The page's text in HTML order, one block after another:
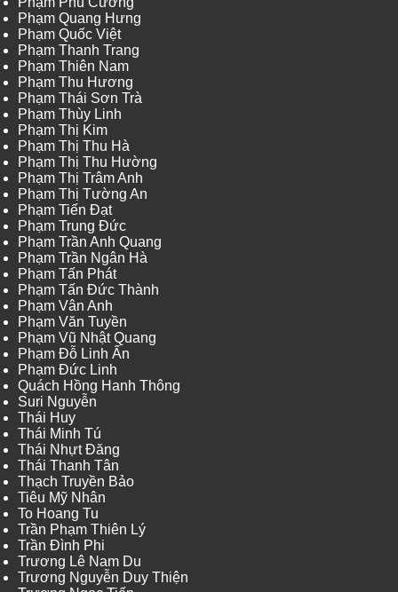
Phạm Quang Hưng
Phạm Quốc Việt
Phạm Thanh Trang
Phạm Thiên Nam
Phạm Thu Hương
Phạm Thái Sơn Trà
Phạm Thùy Linh
Phạm Thị Kim
Phạm Thị Thu Hà
Phạm Thị Thu Hường
Phạm Thị Trâm Anh
Phạm Thị Tường An
Phạm Tiến Đạt
Phạm Trung Đức
Phạm Trần Anh Quang
Phạm Trần Ngân Hà
Phạm Tấn Phát
Phạm Tấn Đức Thành
Phạm Vân Anh
Phạm Văn Tuyền
Phạm Vũ Nhật Quang
Phạm Đỗ Linh Ấn
Phạm Đức Linh
Quách Hồng Hanh Thông
Suri Nguyễn
Thái Huy
Thái Minh Tú
Thái Nhựt Đăng
Thái Thanh Tân
Thạch Truyền Bảo
Tiêu Mỹ Nhân
To Hoang Tu
Trần Phạm Thiên Lý
Trần Đình Phi
Trương Lê Nam Du
Trương Nguyễn Duy Thiện